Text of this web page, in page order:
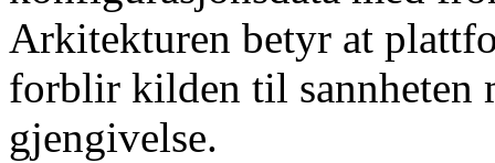
Arkitekturen betyr at
forblir kilden til sannheten
gjengivelse.